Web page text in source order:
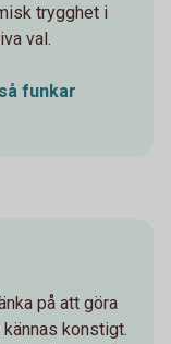
trygghet i
val.
funkar
på att göra
konstigt.